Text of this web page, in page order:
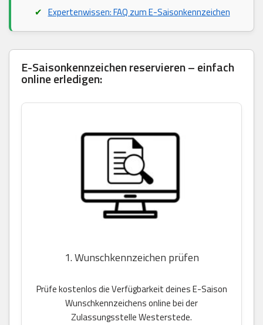
Expertenwissen: FAQ zum E-Saisonkennzeichen
E-Saisonkennzeichen reservieren – einfach
online erledigen:
1. Wunschkennzeichen prüfen
Prüfe kostenlos die Verfügbarkeit deines E-Saison
Wunschkennzeichens online bei der
Zulassungsstelle Westerstede.